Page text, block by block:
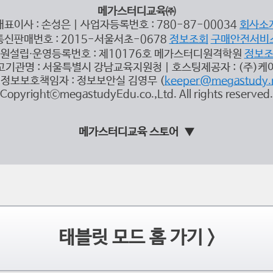
메가스터디교육㈜
표이사 : 손성은 | 사업자등록번호 : 780-87-00034 회사소
신판매번호 : 2015-서울서초-0678 정보조회 구매안전서비
설립∙운영등록번호 : 제10176호 메가스터디원격학원 정보
기관명 : 서울특별시 강남교육지원청 | 호스팅제공자 : (주)케
보보호책임자 : 정보보안실 김영무 (
CopyrightⓒmegastudyEdu.co.,Ltd. All rights reserved.
메가스터디교육 스토어
태블릿 모드 홈 가기 >